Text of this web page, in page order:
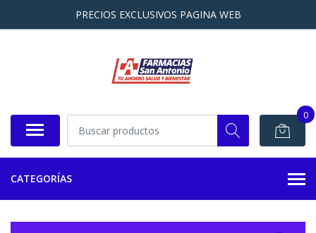
PRECIOS EXCLUSIVOS PAGINA WEB
0
CATEGORÍAS